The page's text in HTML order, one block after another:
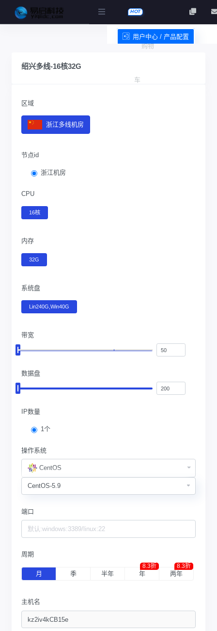
HOT
购物
车
用户中心 / 产品配置
绍兴多线-16核32G
区域
浙江多线机房
节点id
浙江机房
CPU
16核
内存
32G
系统盘
Lin240G,Win40G
带宽
数据盘
IP数量
1个
操作系统
CentOS
端口
周期
月 季 半年 年
8.3折
两年
8.3折
主机名